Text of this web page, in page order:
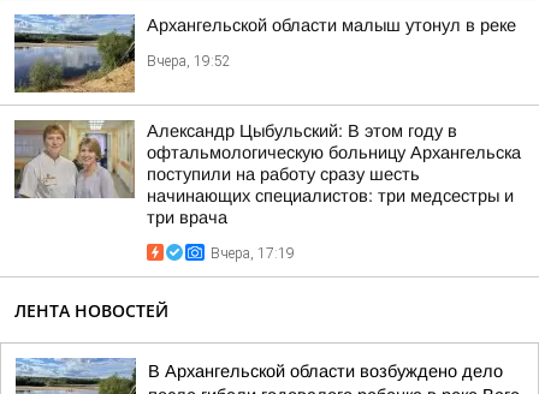
Архангельской области малыш утонул в реке
Вчера, 19:52
Александр Цыбульский: В этом году в
офтальмологическую больницу Архангельска
поступили на работу сразу шесть
начинающих специалистов: три медсестры и
три врача
Вчера, 17:19
ЛЕНТА НОВОСТЕЙ
В Архангельской области возбуждено дело